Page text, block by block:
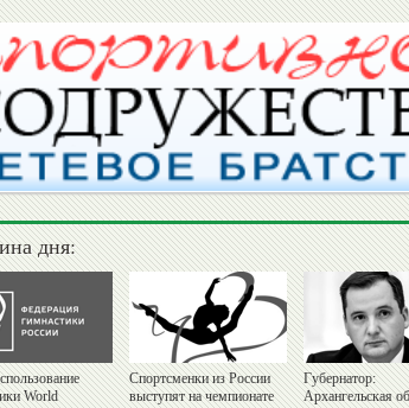
дня:
World
Спортсменки из России
выступят на чемпионате
Губернатор:
Архангельская